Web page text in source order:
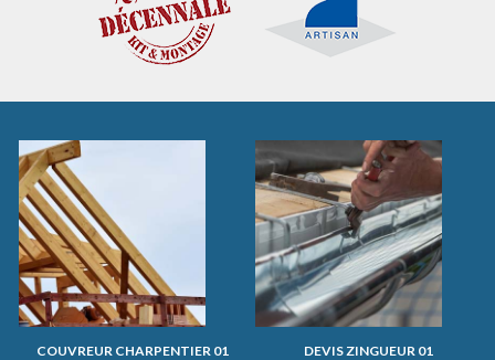
COUVREUR CHARPENTIER 01 DEVIS ZINGUEUR 01